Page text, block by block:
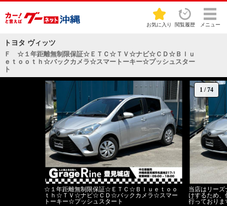
お気に入り 閲覧履歴 メニュー
トヨタ ヴィッツ
Ｆ ☆１年距離無制限保証☆ＥＴＣ☆ＴＶ☆ナビ☆ＣＤ☆Ｂｌｕ
ｅｔｏｏｔｈ☆バックカメラ☆スマートーキー☆プッシュスター
ト
1 /74
☆１年距離無制限保証☆ＥＴＣ☆Ｂｌｕｅｔｏｏ
ｔｈ☆ＴＶ☆ナビ☆ＣＤ☆バックカメラ☆スマー
トーキー☆プッシュスタート
当店はリー
けするため
行っており